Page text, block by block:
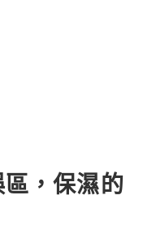
，保濕的